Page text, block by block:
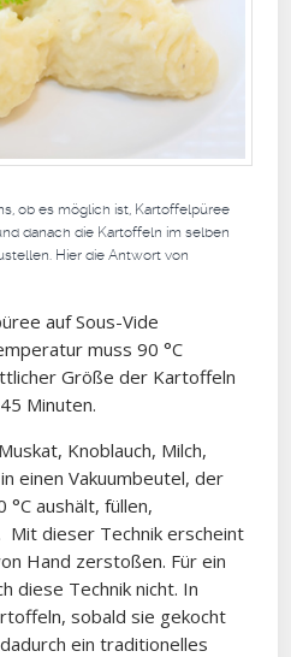
ob es möglich ist, Kartoffelpüree
danach die Kartoffeln im selben
Hier die Antwort von
auf Sous-Vide
muss 90 °C
Größe der Kartoffeln
Minuten.
Knoblauch, Milch,
einen Vakuumbeutel, der
aushält, füllen,
Mit dieser Technik erscheint
Hand zerstoßen. Für ein
diese Technik nicht. In
sobald sie gekocht
ein traditionelles